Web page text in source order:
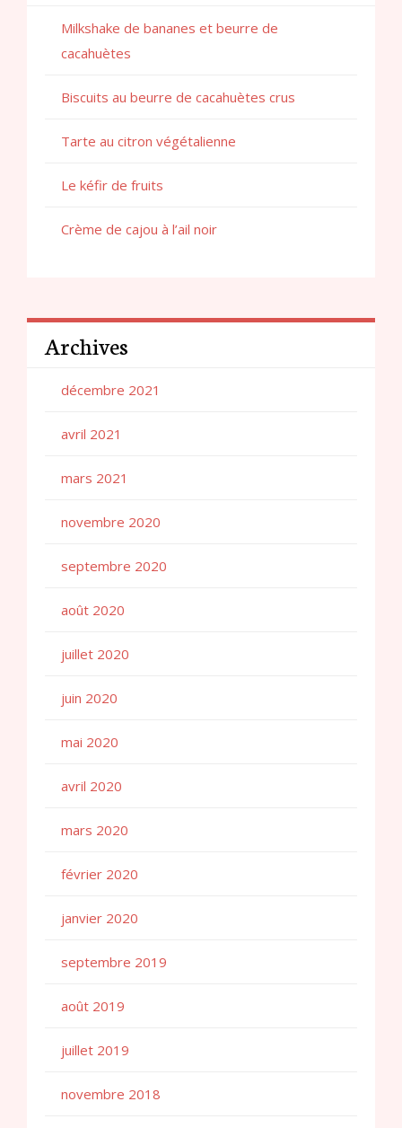
Milkshake de bananes et beurre de
cacahuètes
Biscuits au beurre de cacahuètes crus
Tarte au citron végétalienne
Le kéfir de fruits
Crème de cajou à l’ail noir
Archives
décembre 2021
avril 2021
mars 2021
novembre 2020
septembre 2020
août 2020
juillet 2020
juin 2020
mai 2020
avril 2020
mars 2020
février 2020
janvier 2020
septembre 2019
août 2019
juillet 2019
novembre 2018